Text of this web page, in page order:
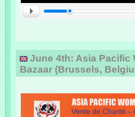
June 4th: Asia Pacific
Bazaar (Brussels,